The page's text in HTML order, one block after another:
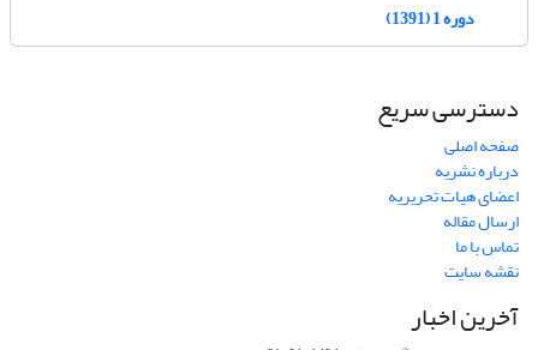
دوره 1 (1391)
دسترسی سریع
صفحه اصلی
درباره نشریه
اعضای هیات تحریریه
ارسال مقاله
تماس با ما
نقشه سایت
آخرین اخبار